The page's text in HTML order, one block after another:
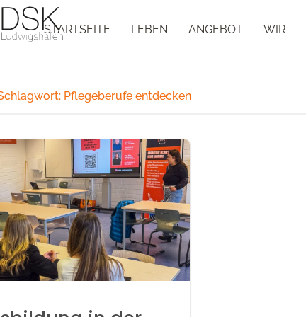
STARTSEITE LEBEN ANGEBOT WIR
Pflegeberufe entdecken